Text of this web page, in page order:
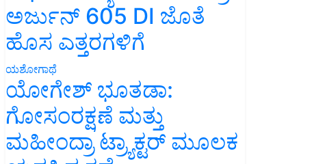
ಅರ್ಜುನ್ 605 DI ಜೊತೆ
ಹೊಸ ಎತ್ತರಗಳಿಗೆ
ಯಶೋಗಾಥೆ
ಯೋಗೇಶ್ ಭೂತಡಾ:
ಗೋಸಂರಕ್ಷಣೆ ಮತ್ತು
ಮಹೀಂದ್ರಾ ಟ್ರ್ಯಾಕ್ಟರ್ ಮೂಲಕ